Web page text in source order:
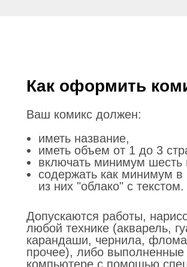
Как оформить
Ваш комикс должен:
иметь название,
иметь объем от 1 до 3
включать минимум шесть
содержать как минимум в
из них "облако" с текстом.
Допускаются работы,
любой технике (акварель,
карандаши, чернила,
прочее), либо выполненные
компьютере с помощью